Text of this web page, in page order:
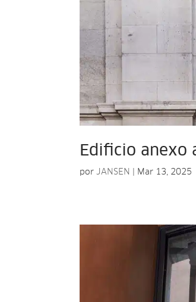
Edificio anexo
porJANSEN Mar 13, 2025